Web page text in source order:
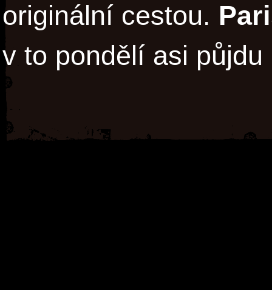
originální cestou.
v to pondělí asi